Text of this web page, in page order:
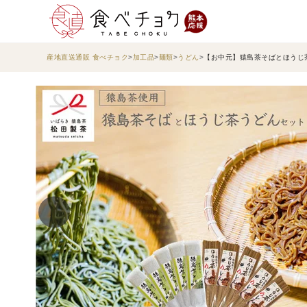
産地直送通販 食べチョク 加工品 麺類 うどん 【お中元】猿島茶そばとほう